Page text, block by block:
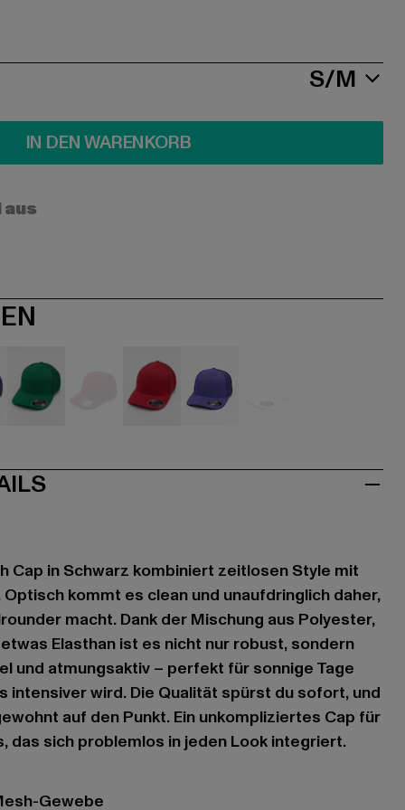
S/M
IN DEN WARENKORB
Cap in Schwarz kombiniert zeitlosen Style mit
kommt es clean und unaufdringlich daher,
macht. Dank der Mischung aus Polyester,
Elasthan ist es nicht nur robust, sondern
und atmungsaktiv – perfekt für sonnige Tage
intensiver wird. Die Qualität spürst du sofort, und
auf den Punkt. Ein unkompliziertes Cap für
das sich problemlos in jeden Look integriert.
Gewebe